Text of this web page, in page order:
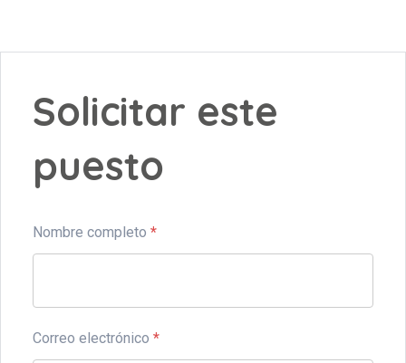
Solicitar este
puesto
Nombre completo *
Correo electrónico *